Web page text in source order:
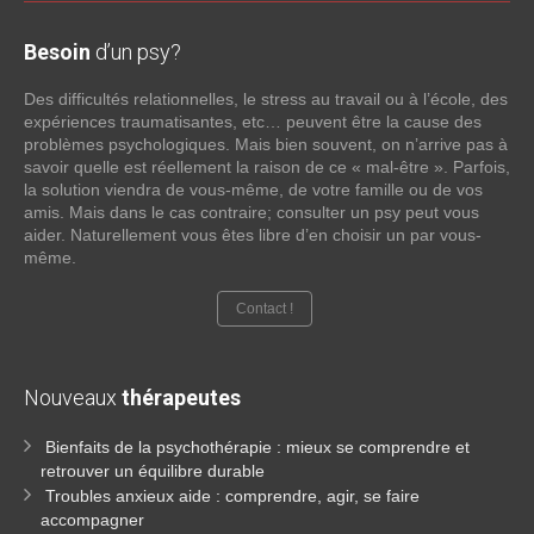
Besoin d’un psy?
Des difficultés relationnelles, le stress au travail ou à l’école, des
expériences traumatisantes, etc… peuvent être la cause des
problèmes psychologiques. Mais bien souvent, on n’arrive pas à
savoir quelle est réellement la raison de ce « mal-être ». Parfois,
la solution viendra de vous-même, de votre famille ou de vos
amis. Mais dans le cas contraire; consulter un psy peut vous
aider. Naturellement vous êtes libre d’en choisir un par vous-
même.
Contact !
Nouveaux thérapeutes
Bienfaits de la psychothérapie : mieux se comprendre et
retrouver un équilibre durable
Troubles anxieux aide : comprendre, agir, se faire
accompagner